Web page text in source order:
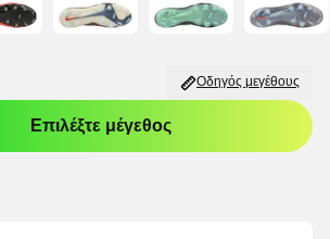
Οδηγός μεγέθους
να συνδεθείτε ή να εγγραφείτε ως
Επιλέξτε μέγεθος